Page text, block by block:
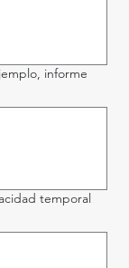
informe
temporal